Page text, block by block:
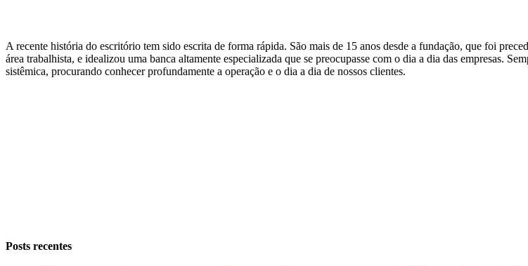
A recente história do escritório tem sido escrita de forma rápida. São mais de 15 anos desde a fundação, que foi
área trabalhista, e idealizou uma banca altamente especializada que se preocupasse com o dia a dia das empresas.
sistêmica, procurando conhecer profundamente a operação e o dia a dia de nossos clientes.
Posts recentes